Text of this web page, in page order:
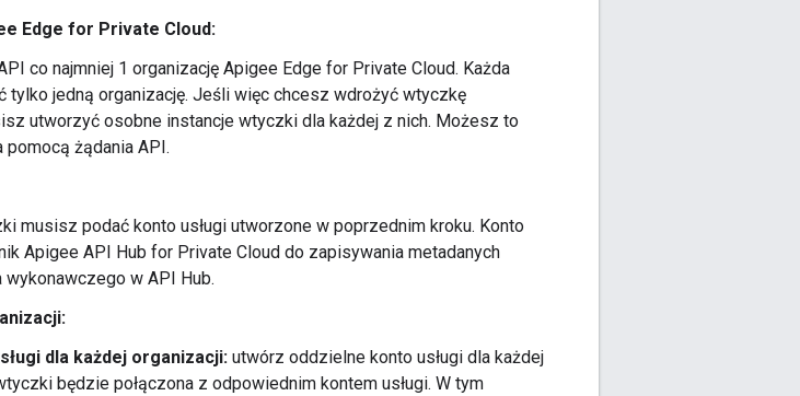
Edge for Private Cloud:
co najmniej 1 organizację Apigee Edge for Private Cloud. Każda
tylko jedną organizację. Jeśli więc chcesz wdrożyć wtyczkę
utworzyć osobne instancje wtyczki dla każdej z nich. Możesz to
żądania API.
musisz podać konto usługi utworzone w poprzednim kroku. Konto
Apigee API Hub for Private Cloud do zapisywania metadanych
w API Hub.
dla każdej organizacji: utwórz oddzielne konto usługi dla każdej
będzie połączona z odpowiednim kontem usługi. W tym